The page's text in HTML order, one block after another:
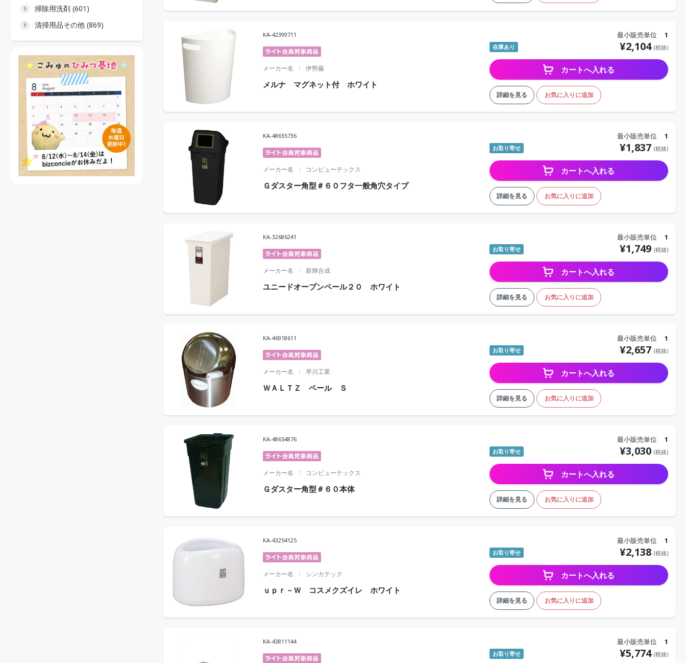
KA-42399711
メルナ マグネット付 ホワイト
メーカー名 伊勢藤
最小販売単位 1
在庫あり ¥2,104 (税抜)
カートへ入れる
詳細を見る お気に入りに追加
KA-48655736
Ｇダスター角型＃６０フタ一般角穴タイプ
メーカー名 コンピューテックス
最小販売単位 1
お取り寄せ ¥1,837 (税抜)
カートへ入れる
詳細を見る お気に入りに追加
KA-32686241
ユニードオープンペール２０ ホワイト
メーカー名 新輝合成
最小販売単位 1
お取り寄せ ¥1,749 (税抜)
カートへ入れる
詳細を見る お気に入りに追加
KA-46918611
ＷＡＬＴＺ ペール Ｓ
メーカー名 早川工業
最小販売単位 1
お取り寄せ ¥2,657 (税抜)
カートへ入れる
詳細を見る お気に入りに追加
KA-48654876
Ｇダスター角型＃６０本体
メーカー名 コンピューテックス
最小販売単位 1
お取り寄せ ¥3,030 (税抜)
カートへ入れる
詳細を見る お気に入りに追加
KA-43254125
ｕｐｒ－Ｗ コスメクズイレ ホワイト
メーカー名 シンカテック
最小販売単位 1
お取り寄せ ¥2,138 (税抜)
カートへ入れる
詳細を見る お気に入りに追加
KA-43811144 最小販売単位 1
お取り寄せ ¥5,774 (税抜)
掃除用洗剤 (601)
清掃用品その他 (869)